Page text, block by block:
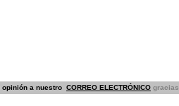
opinión a nuestro CORREO ELECTRÓNICO gracias